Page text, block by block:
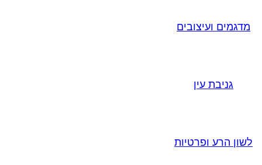
מדגמים ועיצובים
גניבת עין
לשון הרע ופרטיות